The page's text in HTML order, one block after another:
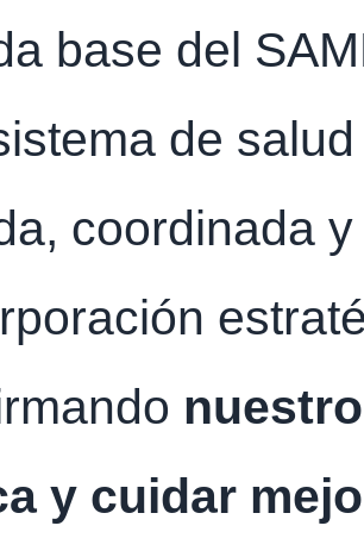
base del
de
coordinada
y cuidar